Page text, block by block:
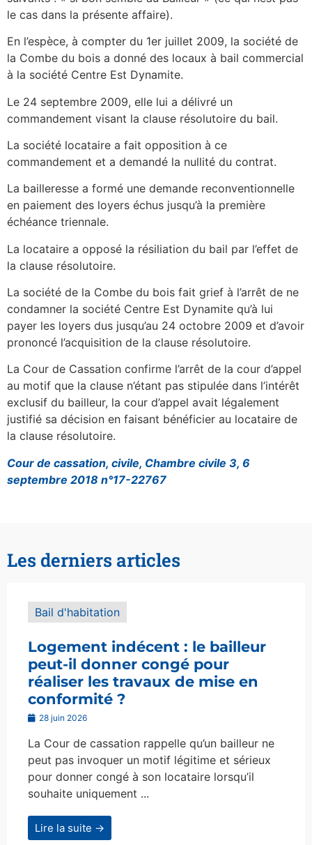
le cas dans la présente affaire).
En l’espèce, à compter du 1er juillet 2009, la société de
la Combe du bois a donné des locaux à bail commercial
à la société Centre Est Dynamite.
Le 24 septembre 2009, elle lui a délivré un
commandement visant la clause résolutoire du bail.
La société locataire a fait opposition à ce
commandement et a demandé la nullité du contrat.
La bailleresse a formé une demande reconventionnelle
en paiement des loyers échus jusqu’à la première
échéance triennale.
La locataire a opposé la résiliation du bail par l’effet de
la clause résolutoire.
La société de la Combe du bois fait grief à l’arrêt de ne
condamner la société Centre Est Dynamite qu’à lui
payer les loyers dus jusqu’au 24 octobre 2009 et d’avoir
prononcé l’acquisition de la clause résolutoire.
La Cour de Cassation confirme l’arrêt de la cour d’appel
au motif que la clause n’étant pas stipulée dans l’intérêt
exclusif du bailleur, la cour d’appel avait légalement
justifié sa décision en faisant bénéficier au locataire de
la clause résolutoire.
Cour de cassation, civile, Chambre civile 3, 6
septembre 2018 n°17-22767
Les derniers articles
Bail d'habitation
Logement indécent : le bailleur
peut-il donner congé pour
réaliser les travaux de mise en
conformité ?
28 juin 2026
La Cour de cassation rappelle qu’un bailleur ne
peut pas invoquer un motif légitime et sérieux
pour donner congé à son locataire lorsqu’il
souhaite uniquement ...
Lire la suite →